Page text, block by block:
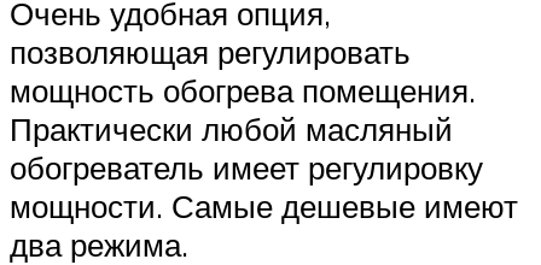
Очень удобная опция,
позволяющая регулировать
мощность обогрева помещения.
Практически любой масляный
обогреватель имеет регулировку
мощности. Самые дешевые имеют
два режима.